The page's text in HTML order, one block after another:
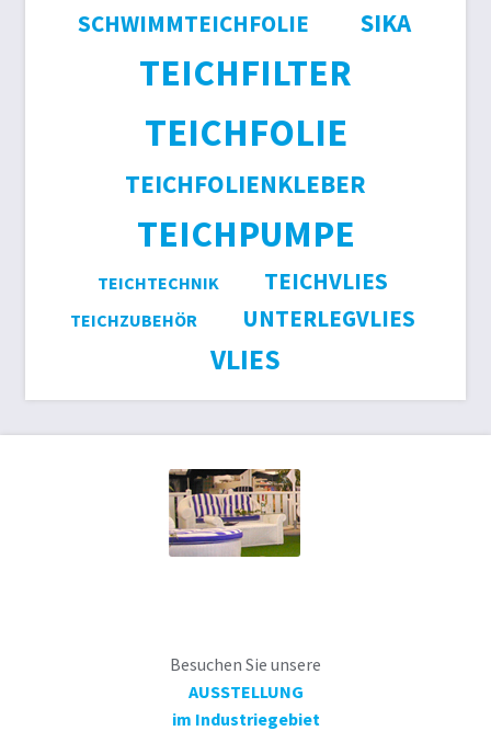
SCHWIMMTEICHFOLIE SIKA
TEICHFILTER
TEICHFOLIE
TEICHFOLIENKLEBER
TEICHPUMPE
TEICHTECHNIK TEICHVLIES
TEICHZUBEHÖR UNTERLEGVLIES
VLIES
Besuchen Sie unsere
AUSSTELLUNG
im Industriegebiet